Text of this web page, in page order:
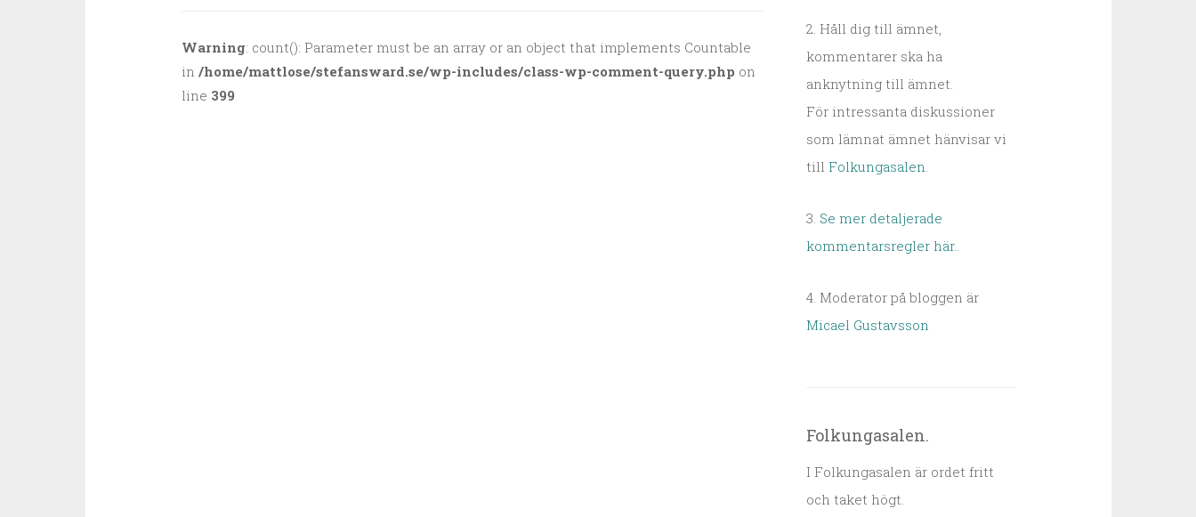
Warning: count(): Parameter must be an array or an object that implements Countable
in /home/mattlose/stefansward.se/wp-includes/class-wp-comment-query.php on
line 399
2. Håll dig till ämnet,
kommentarer ska ha
anknytning till ämnet.
För intressanta diskussioner
som lämnat ämnet hänvisar vi
till Folkungasalen.
3. Se mer detaljerade
kommentarsregler här..
4. Moderator på bloggen är
Micael Gustavsson
Folkungasalen.
I Folkungasalen är ordet fritt
och taket högt.